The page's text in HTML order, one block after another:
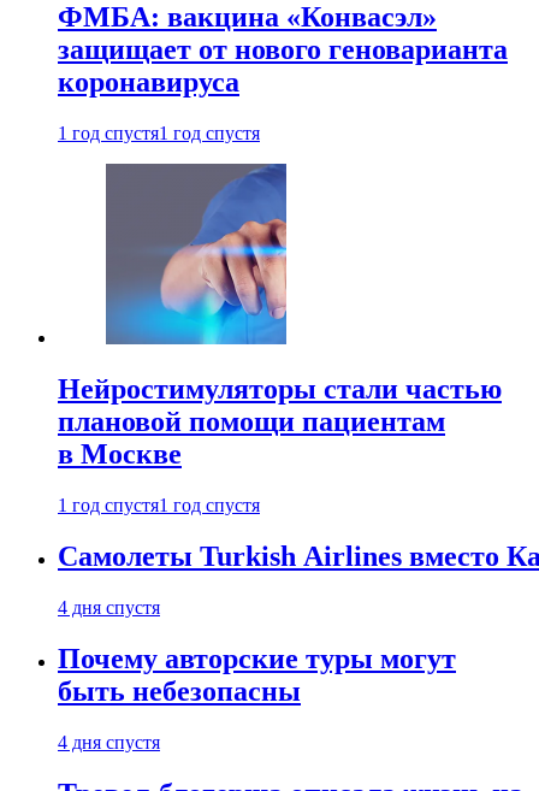
ФМБА: вакцина «Конвасэл»
защищает от нового геноварианта
коронавируса
1 год спустя1 год спустя
Нейростимуляторы стали частью
плановой помощи пациентам
в Москве
1 год спустя1 год спустя
Самолеты Turkish Airlines вместо
4 дня спустя
Почему авторские туры могут
быть небезопасны
4 дня спустя